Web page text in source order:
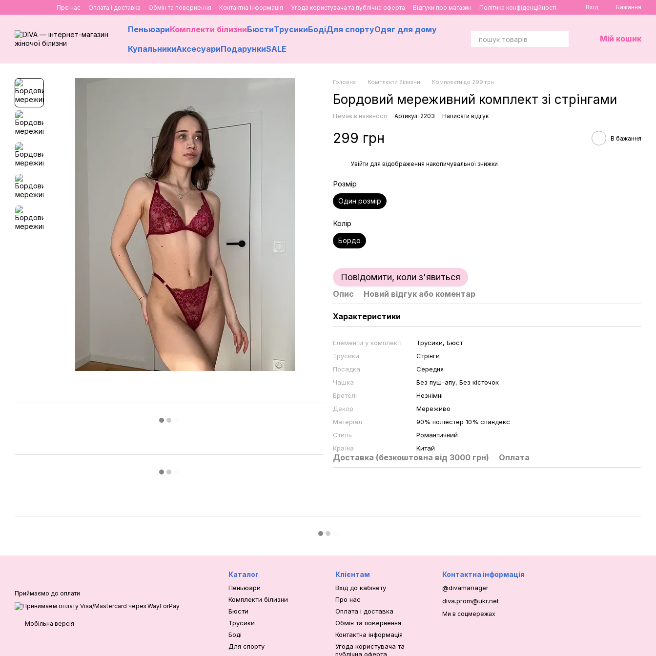
Перейти до основного контенту
Про нас Оплата і доставка Обмін та повернення Контактна інформація Угода користувача та публічна оферта Відгуки про магазин Політика конфіденційності Вхід Бажання
ПеньюариКомплекти білизниБюстиТрусикиБодіДля спортуОдяг для дому
КупальникиАксесуариПодарункиSALE
Мій кошик
Головна Комплекти білизни Комплекти до 299 грн
Бордовий мереживний комплект зі стрінгами
Немає в наявності Артикул: 2203 Написати відгук
299 грн В бажання
Увійти для відображення накопичувальної знижки
Розмір
Один розмір
Колір
Бордо
Повідомити, коли з'явиться
Опис Новий відгук або коментар
Характеристики
Елементи у комплекті
Трусики, Бюст
Трусики
Стрінги
Посадка
Середня
Чашка
Без пуш-апу, Без кісточок
Бретелі
Незнімні
Декор
Мереживо
Матеріал
90% поліестер 10% спандекс
Стиль
Романтичний
Країна
Китай
Доставка (безкоштовна від 3000 грн) Оплата
Приймаємо до оплати
Мобільна версія
Каталог
Пеньюари
Комплекти білизни
Бюсти
Трусики
Боді
Для спорту
Клієнтам
Вхід до кабінету
Про нас
Оплата і доставка
Обмін та повернення
Контактна інформація
Угода користувача та
публічна оферта
Контактна інформація
@divamanager
diva.prom@ukr.net
Ми в соцмережах